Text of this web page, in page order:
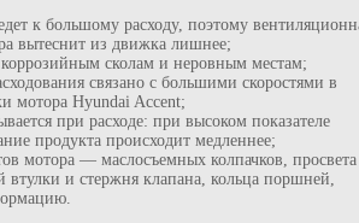
к большому расходу, поэтому
вытеснит из движка лишнее;
сколам и неровным местам;
связано с большими скоростями в
мотора Hyundai Accent;
при расходе: при высоком показателе
продукта происходит медленнее;
мотора — маслосъемных колпачков, просвета
втулки и стержня клапана, кольца поршней,